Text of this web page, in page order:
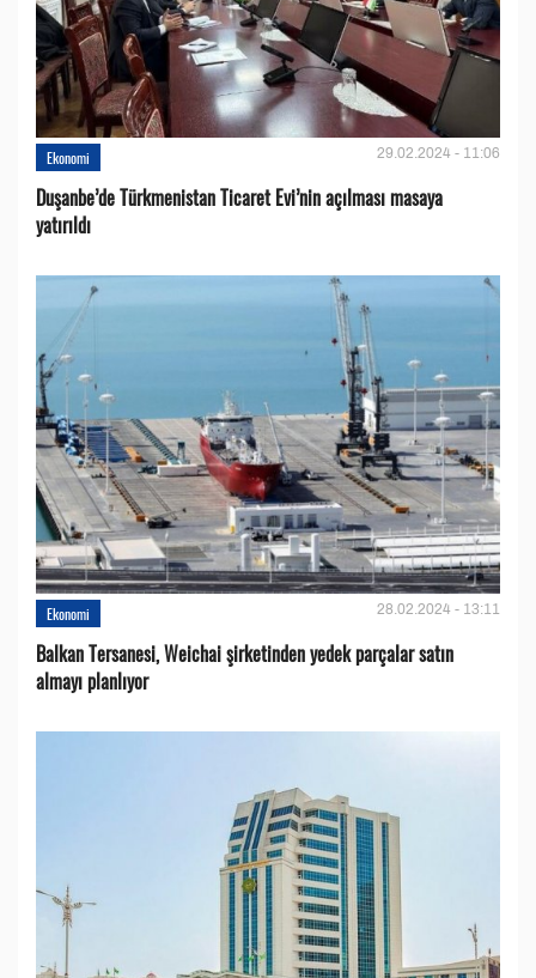
Ekonomi 29.02.2024 - 11:06
Duşanbe’de Türkmenistan Ticaret Evi’nin açılması masaya
yatırıldı
Ekonomi 28.02.2024 - 13:11
Balkan Tersanesi, Weichai şirketinden yedek parçalar satın
almayı planlıyor